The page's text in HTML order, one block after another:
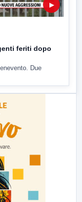
▶
feriti dopo
Due